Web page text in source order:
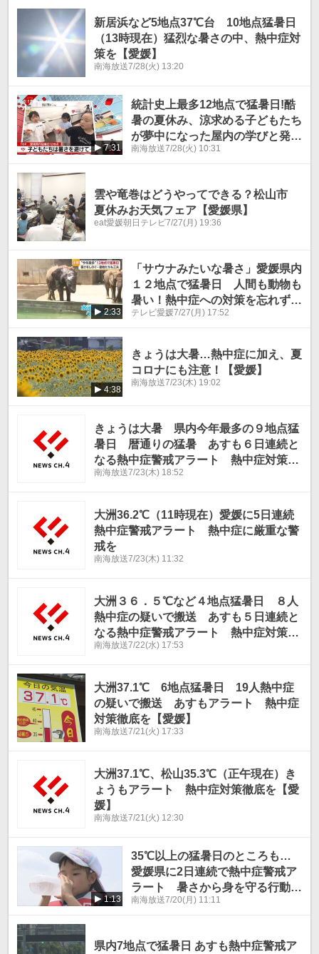
新居浜など5地点37℃台 10地点猛暑日
（13時現在）猛烈な暑さの中、熱中症対
策を【愛媛】
南海放送7/28(火) 13:20
7:31
統計史上最多12地点で猛暑日!酷
暑の夏休み、涼求める子どもたち
が夢中になった屋内の学びと発見
に迫る【愛媛】
南海放送7/28(火) 10:31
雲や竜巻はどうやってできる？松山市
夏休みお天気フェア【愛媛県】
eat愛媛朝日テレビ7/27(月) 19:36
2:33
「サウナみたいな暑さ」愛媛県内
１２地点で猛暑日 人間も動物も
暑い！熱中症への対策を忘れずに
【愛媛】
テレビ愛媛7/27(月) 17:52
4:38
きょうは大暑…熱中症に加え、夏
コロナにも注意！【愛媛】
南海放送7/23(木) 19:02
きょうは大暑 県内今年最多の９地点猛
暑日 暦通りの猛暑 あすも６日連続と
なる熱中症警戒アラート 熱中症対策徹
底を【愛媛】
南海放送7/23(木) 18:52
大洲36.2℃（11時現在）愛媛に5日連続
熱中症警戒アラート 熱中症に厳重な警
戒を
南海放送7/23(木) 11:32
大洲３６．５℃など４地点猛暑日 ８人
熱中症の疑いで搬送 あすも５日連続と
なる熱中症警戒アラート 熱中症対策徹
底を【愛媛】
南海放送7/22(水) 17:53
大洲37.1℃ 6地点猛暑日 19人熱中症
の疑いで搬送 あすもアラート 熱中症
対策徹底を【愛媛】
南海放送7/21(火) 17:33
大洲37.1℃、松山35.3℃（正午現在）き
ょうもアラート 熱中症対策徹底を【愛
媛】
南海放送7/21(火) 12:30
1:13
35℃以上の猛暑日のところも…
愛媛県に2日連続で熱中症警戒ア
ラート 暑さから身を守る行動を
【愛媛】
南海放送7/20(月) 11:11
県内7地点で猛暑日 あすも熱中症警戒ア